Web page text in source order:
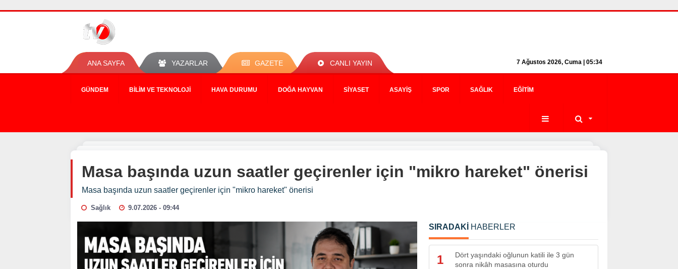
ANA SAYFA YAZARLAR GAZETE CANLI YAYIN 7 Ağustos 2026, Cuma | 05:34
GÜNDEM BILIM VE TEKNOLOJI HAVA DURUMU DOĞA HAYVAN SIYASET ASAYIŞ SPOR SAĞLIK EĞITIM
Masa başında uzun saatler geçirenler için "mikro hareket" önerisi
Masa başında uzun saatler geçirenler için "mikro hareket" önerisi
Sağlık 9.07.2026 - 09:44
SIRADAKİ HABERLER
1
Dört yaşındaki oğlunun katili ile 3 gün
sonra nikâh masasına oturdu